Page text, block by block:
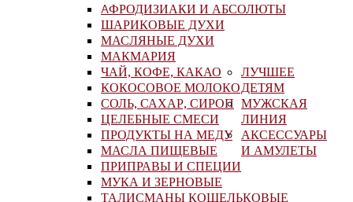
AФРОДИЗИАКИ И АБСОЛЮТЫ
ШАРИКОВЫЕ ДУХИ
МАСЛЯНЫЕ ДУХИ
МАКМАРИЯ
ЧАЙ, КОФЕ, КАКАО
КОКОСОВОЕ МОЛОКО
СОЛЬ, САХАР, СИРОП
ЦЕЛЕБНЫЕ СМЕСИ
ПРОДУКТЫ НА МЕДУ
МАСЛА ПИЩЕВЫЕ
ПРИПРАВЫ И СПЕЦИИ
МУКА И ЗЕРНОВЫЕ
ЛУЧШЕЕ
ДЕТЯМ
МУЖСКАЯ
ЛИНИЯ
АКСЕССУАРЫ
И АМУЛЕТЫ
ТАЛИСМАНЫ КОШЕЛЬКОВЫЕ